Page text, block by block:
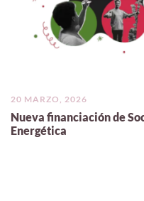
20 MARZO, 2026
Nueva financiación de
Energética